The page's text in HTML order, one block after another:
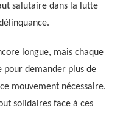
salutaire dans la lutte
longue, mais chaque
pour demander plus de
mouvement nécessaire.
solidaires face à ces